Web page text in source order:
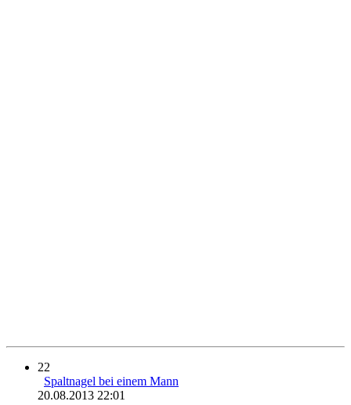
22
Spaltnagel bei einem Mann
20.08.2013 22:01